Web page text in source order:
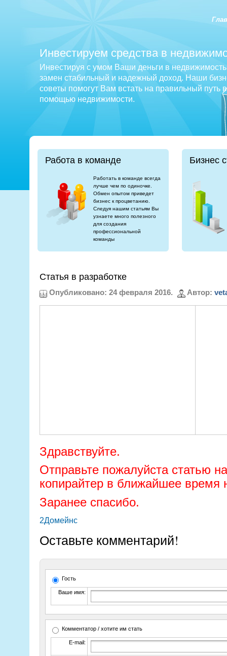
Инвестируем средства в
Инвестируя с умом Ваши деньги в
замен стабильный и надежный доход. Наши
советы помогут Вам встать на правильный путь
помощью недвижимости.
Работа в команде
Работать в команде всегда
лучше чем по одиночке.
Обмен опытом приведет
бизнес к процветанию.
Следуя нашим статьям Вы
узнаете много полезного
для создания
профессиональной
команды
Бизнес
Статья в разработке
Опубликовано: 24 февраля 2016. Автор:
Здравствуйте.
Отправьте пожалуйста статью
копирайтер в ближайшее время
Заранее спасибо.
2Домейнс
Оставьте комментарий!
Гость
Ваше имя:
Комментатор / хотите им стать
E-mail: